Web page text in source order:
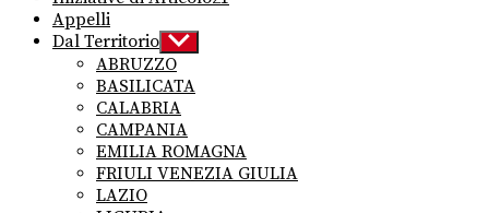
Appelli
Dal Territorio Show
sub
menu
ABRUZZO
BASILICATA
CALABRIA
CAMPANIA
EMILIA ROMAGNA
FRIULI VENEZIA GIULIA
LAZIO